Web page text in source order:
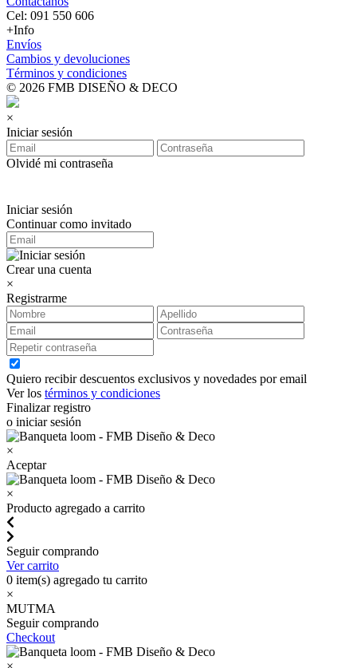
Cel: 091 550 606
+Info
Envíos
Cambios y devoluciones
Términos y condiciones
© 2026 FMB DISEÑO & DECO
×
Iniciar sesión
Olvidé mi contraseña
Iniciar sesión
Continuar como invitado
Crear una cuenta
×
Registrarme
Quiero recibir descuentos exclusivos y novedades por email
Ver los términos y condiciones
Finalizar registro
o iniciar sesión
×
Aceptar
×
Producto agregado a carrito
Seguir comprando
Ver carrito
0 item(s) agregado tu carrito
×
MUTMA
Seguir comprando
Checkout